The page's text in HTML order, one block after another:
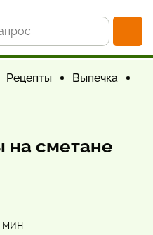
Рецепты
Выпечка
на сметане
мин